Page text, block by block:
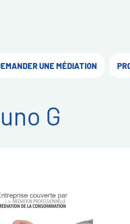
UNE MÉDIATION
G